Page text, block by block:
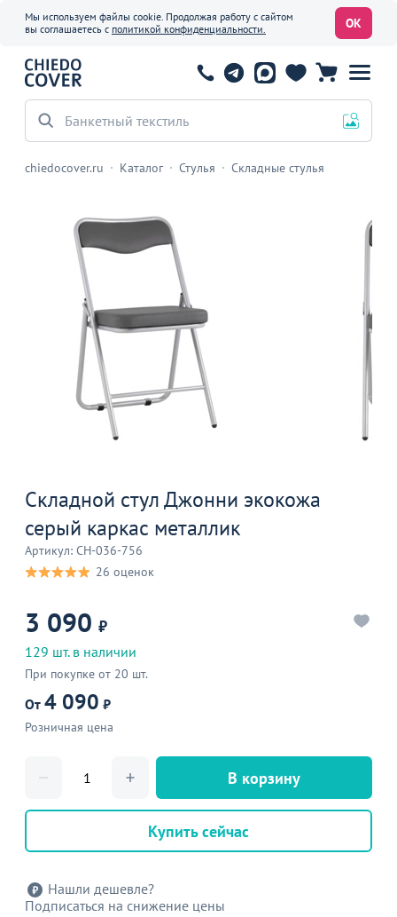
Мы используем файлы cookie. Продолжая работу с сайтом
вы соглашаетесь с политикой конфиденциальности. ОК
Банкетный текстиль
chiedocover.ru Каталог Стулья Складные стулья
Складной стул Джонни экокожа
серый каркас металлик
Артикул: CH-036-756
26 оценок
3 090 ₽
129 шт. в наличии
При покупке от 20 шт.
От 4 090 ₽
Розничная цена
В корзину
Купить сейчас
Нашли дешевле?
Подписаться на снижение цены